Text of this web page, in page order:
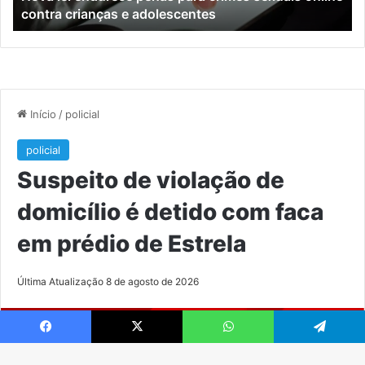
crianças
e
adolescentes
contra crianças e adolescentes
Facebook X WhatsApp Telegram